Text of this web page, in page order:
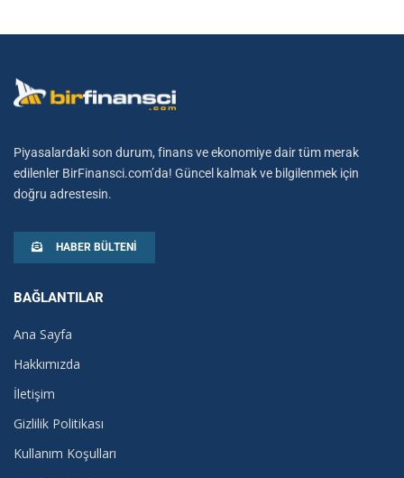
Piyasalardaki son durum, finans ve ekonomiye dair tüm merak
edilenler BirFinansci.com’da! Güncel kalmak ve bilgilenmek için
doğru adrestesin.
HABER BÜLTENI
BAĞLANTILAR
Ana Sayfa
Hakkımızda
İletişim
Gizlilik Politikası
Kullanım Koşulları